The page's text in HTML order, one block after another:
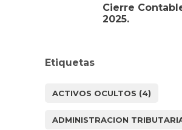
Cierre
2025.
Etiquetas
ACTIVOS OCULTOS (4)
ADMINISTRACION